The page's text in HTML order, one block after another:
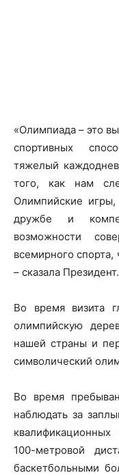
«Олимпиада – это
спортивных
тяжелый
того, как нам
Олимпийские
дружбе и
возможности
всемирного
– сказала Президент.
Во время визита
олимпийскую
нашей страны и
символический
Во время
наблюдать за
100-метровой
баскетбольными